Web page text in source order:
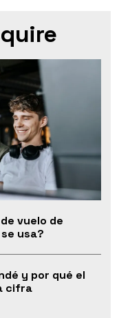
vuelo de
usa?
y por qué el
cifra